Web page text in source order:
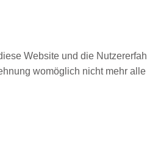
Website und die
womöglich nicht mehr